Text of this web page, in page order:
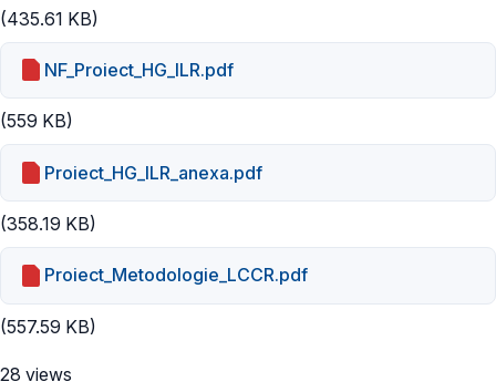
(435.61 KB)
NF_Proiect_HG_ILR.pdf
(559 KB)
Proiect_HG_ILR_anexa.pdf
(358.19 KB)
Proiect_Metodologie_LCCR.pdf
(557.59 KB)
28 views